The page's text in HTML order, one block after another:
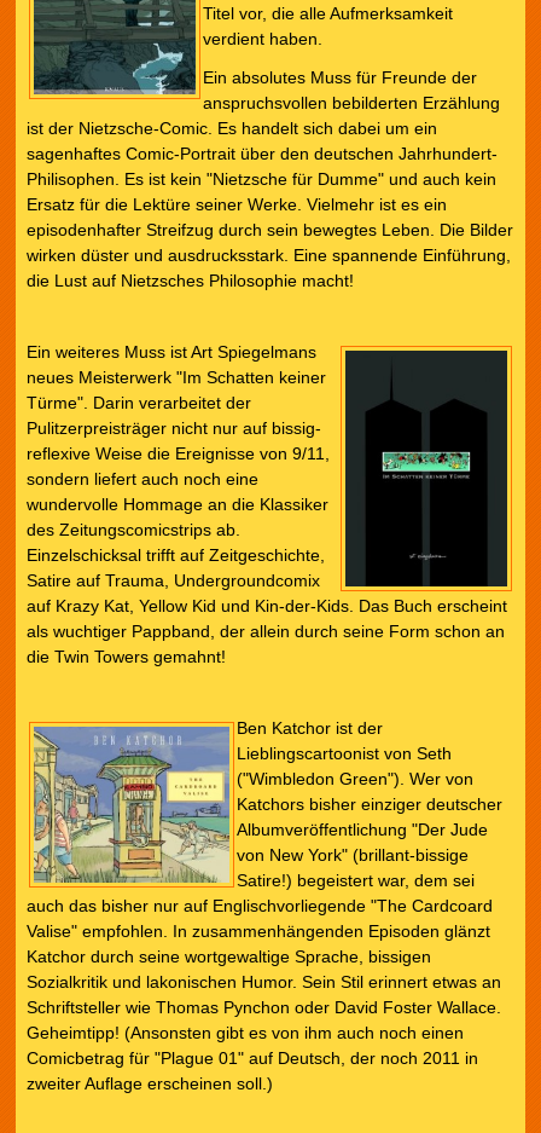
Titel vor, die alle Aufmerksamkeit
verdient haben.
Ein absolutes Muss für Freunde der
anspruchsvollen bebilderten Erzählung
ist der Nietzsche-Comic. Es handelt sich dabei um ein
sagenhaftes Comic-Portrait über den deutschen Jahrhundert-
Philisophen. Es ist kein "Nietzsche für Dumme" und auch kein
Ersatz für die Lektüre seiner Werke. Vielmehr ist es ein
episodenhafter Streifzug durch sein bewegtes Leben. Die Bilder
wirken düster und ausdrucksstark. Eine spannende Einführung,
die Lust auf Nietzsches Philosophie macht!
Ein weiteres Muss ist Art Spiegelmans
neues Meisterwerk "Im Schatten keiner
Türme". Darin verarbeitet der
Pulitzerpreisträger nicht nur auf bissig-
reflexive Weise die Ereignisse von 9/11,
sondern liefert auch noch eine
wundervolle Hommage an die Klassiker
des Zeitungscomicstrips ab.
Einzelschicksal trifft auf Zeitgeschichte,
Satire auf Trauma, Undergroundcomix
auf Krazy Kat, Yellow Kid und Kin-der-Kids. Das Buch erscheint
als wuchtiger Pappband, der allein durch seine Form schon an
die Twin Towers gemahnt!
Ben Katchor ist der
Lieblingscartoonist von Seth
("Wimbledon Green"). Wer von
Katchors bisher einziger deutscher
Albumveröffentlichung "Der Jude
von New York" (brillant-bissige
Satire!) begeistert war, dem sei
auch das bisher nur auf Englischvorliegende "The Cardcoard
Valise" empfohlen. In zusammenhängenden Episoden glänzt
Katchor durch seine wortgewaltige Sprache, bissigen
Sozialkritik und lakonischen Humor. Sein Stil erinnert etwas an
Schriftsteller wie Thomas Pynchon oder David Foster Wallace.
Geheimtipp! (Ansonsten gibt es von ihm auch noch einen
Comicbetrag für "Plague 01" auf Deutsch, der noch 2011 in
zweiter Auflage erscheinen soll.)